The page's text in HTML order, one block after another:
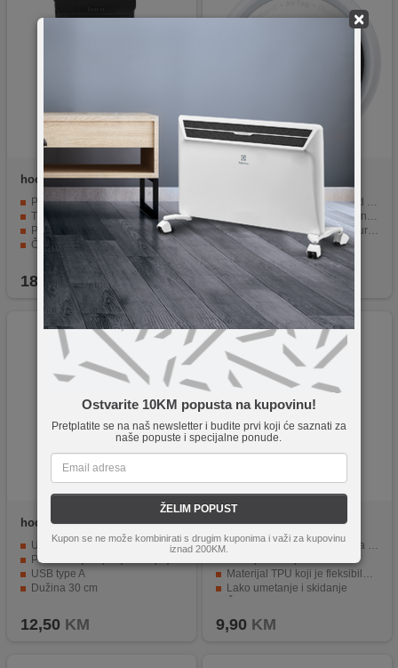
×
Ostvarite 10KM popusta na kupovinu!
Pretplatite se na naš newsletter i budite prvi koji će saznati za
naše popuste i specijalne ponude.
ŽELIM POPUST
Kupon se ne može kombinirati s drugim kuponima i važi za kupovinu
iznad 200KM.
hoco. HX50
Pouzdana vodootporna maska ​​za telefon
Trajnost i zaštita
Praktičnost i udobnost
Četverostruki patentni zatvarač + dvostruki čičak
Praktični remen oko vrata
18,90 KM
Praćenje stvari pomoću Find My aplikacije.
Jednostavno pričvršćivanje na predmete.
Mogućnost praćenja Apple uređaja i prijatelja.
Kompaktan i lagan dizajn.
Izdržljivost i dugotrajnost materijala.
99,90KM
hoco. UA30 USB
Upaljač za cigarete sa USB kabelom
Povezivanjem punjača ili prijenosne baterije možete zapaliti cigaretu
USB type A
Dužina 30 cm
12,50 KM
hoco. TPU case for iP16
Plus
Hoco Light serija maskica za iPhone 16 Plus
Materijal TPU koji je fleksibilan i elastičan
Lako umetanje i skidanje
9,90 KM